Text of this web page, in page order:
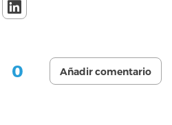
0 Añadir comentario